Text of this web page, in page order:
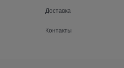
Доставка
Контакты